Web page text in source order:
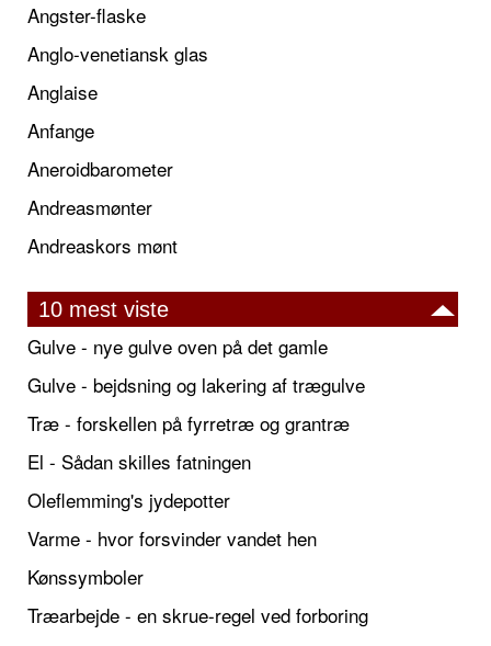
Angster-flaske
Anglo-venetiansk glas
Anglaise
Anfange
Aneroidbarometer
Andreasmønter
Andreaskors mønt
10 mest viste
Gulve - nye gulve oven på det gamle
Gulve - bejdsning og lakering af trægulve
Træ - forskellen på fyrretræ og grantræ
El - Sådan skilles fatningen
Oleflemming's jydepotter
Varme - hvor forsvinder vandet hen
Kønssymboler
Træarbejde - en skrue-regel ved forboring